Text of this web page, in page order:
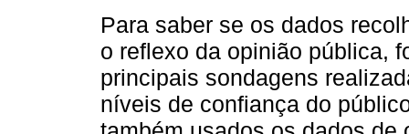
Para saber se os dados
o reflexo da opinião pública,
principais sondagens
níveis de confiança do